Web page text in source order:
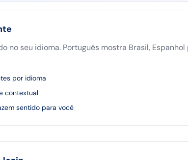
no seu idioma. Português mostra Brasil,
por idioma
contextual
sentido para você